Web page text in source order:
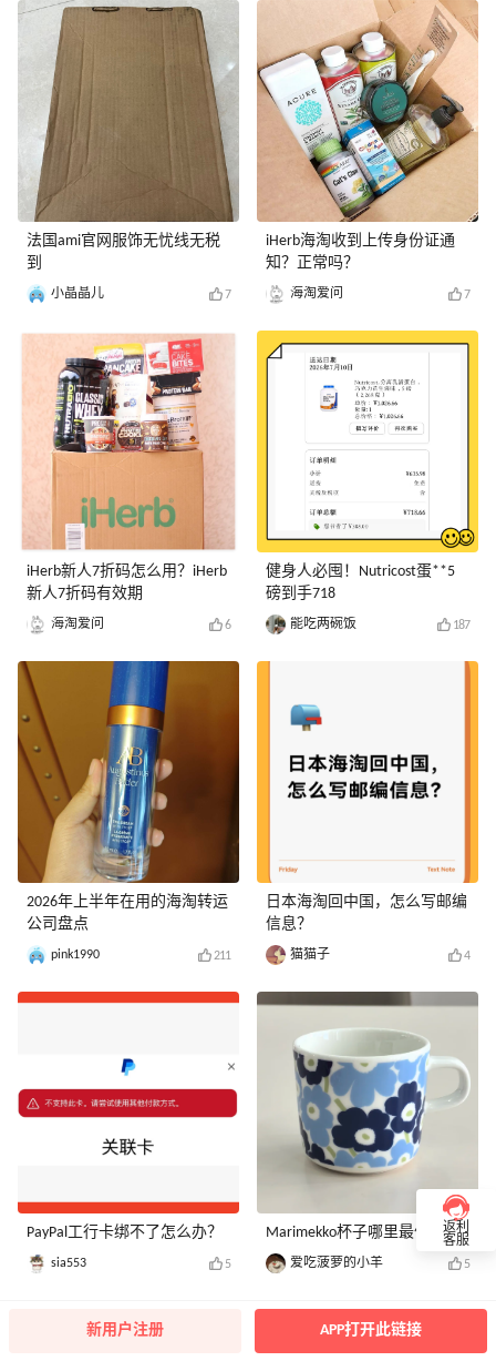
法国ami官网服饰无忧线无税
到
小晶晶儿 7
iHerb新人7折码怎么用？iHerb
新人7折码有效期
海淘爱问 6
2026年上半年在用的海淘转运
公司盘点
pink1990 211
PayPal工行卡绑不了怎么办？
sia553 5
iHerb海淘收到上传身份证通
知？正常吗？
海淘爱问 7
健身人必囤！Nutricost蛋**5
磅到手718
能吃两碗饭 187
日本海淘回中国，怎么写邮编
信息？
猫猫子 4
Marimekko杯子哪里最便宜？
爱吃菠萝的小羊 5
返利
客服
新用户注册 APP打开此链接